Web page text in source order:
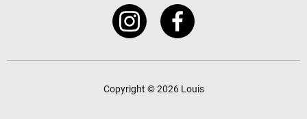
Copyright © 2026 Louis